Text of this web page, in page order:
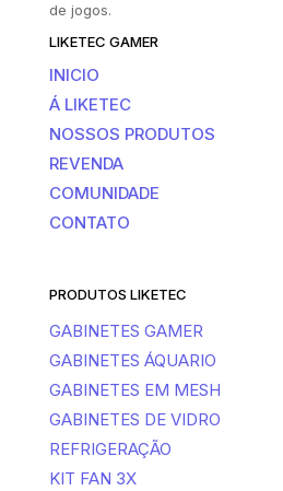
de jogos.
LIKETEC GAMER
INICIO
Á LIKETEC
NOSSOS PRODUTOS
REVENDA
COMUNIDADE
CONTATO
PRODUTOS LIKETEC
GABINETES GAMER
GABINETES ÁQUARIO
GABINETES EM MESH
GABINETES DE VIDRO
REFRIGERAÇÃO
KIT FAN 3X